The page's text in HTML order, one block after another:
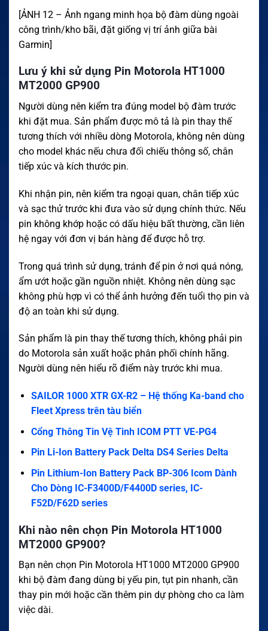
[ẢNH 12 – Ảnh ngang minh họa bộ đàm dùng ngoài
công trình/kho bãi, đặt giống vị trí ảnh giữa bài
Garmin]
Lưu ý khi sử dụng Pin Motorola HT1000
MT2000 GP900
Người dùng nên kiểm tra đúng model bộ đàm trước
khi đặt mua. Sản phẩm được mô tả là pin thay thế
tương thích với nhiều dòng Motorola, không nên dùng
cho model khác nếu chưa đối chiếu thông số, chân
tiếp xúc và kích thước pin.
Khi nhận pin, nên kiểm tra ngoại quan, chân tiếp xúc
và sạc thử trước khi đưa vào sử dụng chính thức. Nếu
pin không khớp hoặc có dấu hiệu bất thường, cần liên
hệ ngay với đơn vị bán hàng để được hỗ trợ.
Trong quá trình sử dụng, tránh để pin ở nơi quá nóng,
ẩm ướt hoặc gần nguồn nhiệt. Không nên dùng sạc
không phù hợp vì có thể ảnh hưởng đến tuổi thọ pin và
độ an toàn khi sử dụng.
Sản phẩm là pin thay thế tương thích, không phải pin
do Motorola sản xuất hoặc phân phối chính hãng.
Người dùng nên hiểu rõ điểm này trước khi mua.
SAILOR 1000 XTR GX-R2 – Hệ thống Ka-band cho
Fleet Xpress trên tàu biển
Cổng Thông Tin Vệ Tinh ICOM PTT VE-PG4
Pin Li-Ion Battery Pack Delta DS4 Series Delta
Pin Lithium-Ion Battery Pack BP-306 Icom Dành
Cho Dòng IC-F3400D/F4400D series, IC-
F52D/F62D series
Khi nào nên chọn Pin Motorola HT1000
MT2000 GP900?
Bạn nên chọn Pin Motorola HT1000 MT2000 GP900
khi bộ đàm đang dùng bị yếu pin, tụt pin nhanh, cần
thay pin mới hoặc cần thêm pin dự phòng cho ca làm
việc dài.